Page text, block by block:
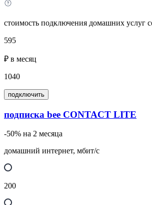
стоимость подключения домашних услуг
595
₽ в месяц
1040
подключить
подписка bee CONTACT LITE
-50% на 2 месяца
домашний интернет, мбит/с
200